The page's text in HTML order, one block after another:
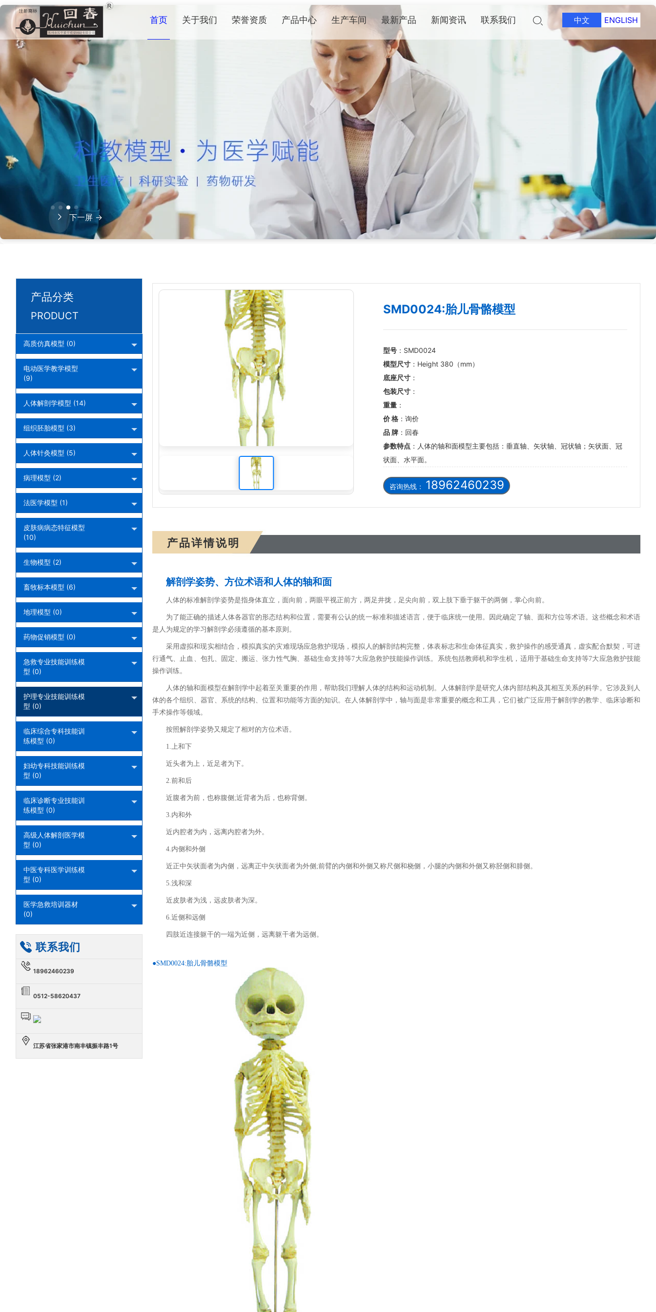
首页 关于我们 荣誉资质 产品中心 生产车间 最新产品 新闻资讯 联系我们 中文 ENGLISH
下一屏 →
SMD0024:胎儿骨骼模型
SMD0024:胎儿骨骼模型
型号 ：SMD0024
模型尺寸 ：Height 380（mm）
底座尺寸 ：
包装尺寸 ：
重量 ：
价 格 ：询价
品 牌 ：回春
参数特点 ：人体的轴和面模型主要包括：垂直轴、矢状轴、冠状轴；矢状面、冠
状面、水平面。
咨询热线： 18962460239
产品详情说明
解剖学姿势、方位术语和人体的轴和面
人体的标准解剖学姿势是指身体直立，面向前，两眼平视正前方，两足井拢，足尖向前，双上肢下垂于躯干的两侧，掌心向前。
为了能正确的描述人体各器官的形态结构和位置，需要有公认的统一标准和描述语言，便于临床统一使用。因此确定了轴、面和方位等术语。这些概念和术语
是人为规定的学习解剖学必须遵循的基本原则。
采用虚拟和现实相结合，模拟真实的灾难现场应急救护现场，模拟人的解剖结构完整，体表标志和生命体征真实，救护操作的感受通真，虚实配合默契，可进
行通气、止血、包扎、固定、搬运、张力性气胸、基础生命支持等7大应急救护技能操作训练。系统包括教师机和学生机，适用于基础生命支持等7大应急救护技能
操作训练。
人体的轴和面模型在解剖学中起着至关重要的作用，帮助我们理解人体的结构和运动机制。人体解剖学是研究人体内部结构及其相互关系的科学。它涉及到人
体的各个组织、器官、系统的结构、位置和功能等方面的知识。在人体解剖学中，轴与面是非常重要的概念和工具，它们被广泛应用于解剖学的教学、临床诊断和
手术操作等领域。
按照解剖学姿势又规定了相对的方位术语。
1.上和下
近头者为上，近足者为下。
2.前和后
近腹者为前，也称腹侧;近背者为后，也称背侧。
3.内和外
近内腔者为内，远离内腔者为外。
4.内侧和外侧
近正中矢状面者为内侧，远离正中矢状面者为外侧;前臂的内侧和外侧又称尺侧和桡侧，小腿的内侧和外侧又称胫侧和腓侧。
5.浅和深
近皮肤者为浅，远皮肤者为深。
6.近侧和远侧
四肢近连接躯干的一端为近侧，远离躯干者为远侧。
●SMD0024:胎儿骨骼模型
产品分类
PRODUCT
高质仿真模型 (0)
电动医学教学模型
(9)
人体解剖学模型 (14)
组织胚胎模型 (3)
人体针灸模型 (5)
病理模型 (2)
法医学模型 (1)
皮肤病病态特征模型
(10)
生物模型 (2)
畜牧标本模型 (6)
地理模型 (0)
药物促销模型 (0)
急救专业技能训练模
型 (0)
护理专业技能训练模
型 (0)
临床综合专科技能训
练模型 (0)
妇幼专科技能训练模
型 (0)
临床诊断专业技能训
练模型 (0)
高级人体解剖医学模
型 (0)
中医专科医学训练模
型 (0)
医学急救培训器材
(0)
联系我们
18962460239
0512-58620437
江苏省张家港市南丰镇振丰路1号